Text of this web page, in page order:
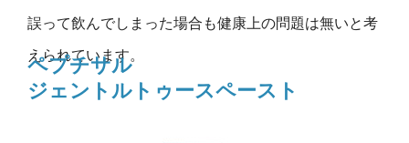
誤って飲んでしまった場合も健康上の問題は無いと考
えられています。
ペプチサル
ジェントルトゥースペースト